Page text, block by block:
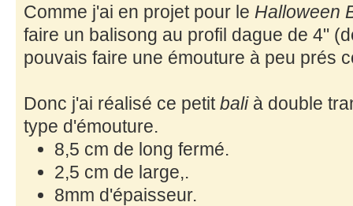
Comme j'ai en projet pour le Halloween
faire un balisong au profil dague de 4"
pouvais faire une émouture à peu prés
Donc j'ai réalisé ce petitbalià double
type d'émouture.
8,5 cm de long fermé.
2,5 cm de large,.
8mm d'épaisseur.